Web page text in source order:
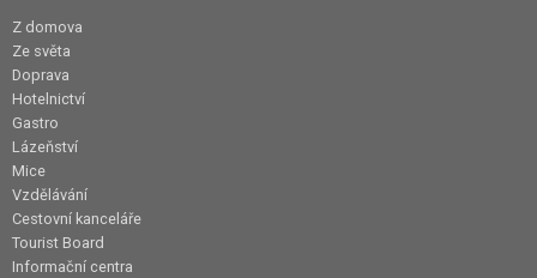
Z domova
Ze světa
Doprava
Hotelnictví
Gastro
Lázeňství
Mice
Vzdělávání
Cestovní kanceláře
Tourist Board
Informační centra